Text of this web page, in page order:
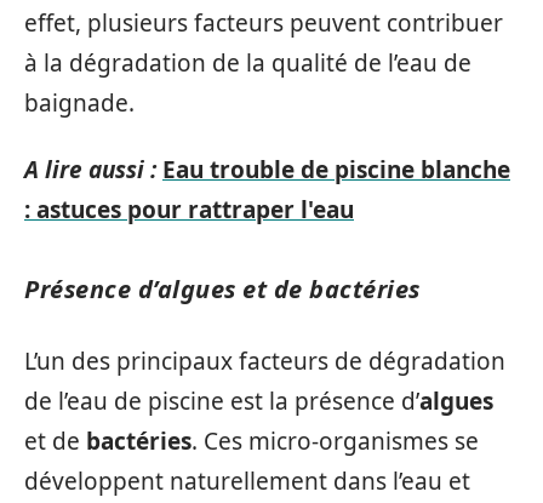
effet, plusieurs facteurs peuvent contribuer
à la dégradation de la qualité de l’eau de
baignade.
A lire aussi : Eau trouble de piscine blanche
: astuces pour rattraper l'eau
Présence d’algues et de bactéries
L’un des principaux facteurs de dégradation
de l’eau de piscine est la présence d’algues
et de bactéries. Ces micro-organismes se
développent naturellement dans l’eau et